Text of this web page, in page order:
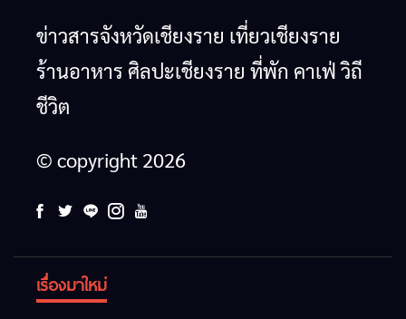
ข่าวสารจังหวัดเชียงราย เที่ยวเชียงราย
ร้านอาหาร ศิลปะเชียงราย ที่พัก คาเฟ่ วิถี
ชีวิต
© copyright 2026
เรื่องมาใหม่